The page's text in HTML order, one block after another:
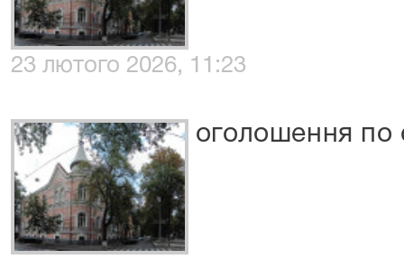
23 лютого 2026, 11:23
оголошення